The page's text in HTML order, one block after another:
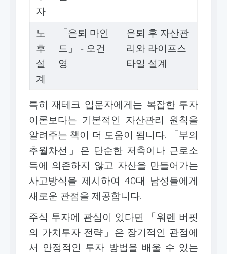
자
노
후
설
계
「은퇴 마인
드」 - 오건
영
은퇴 후 자산관
리와 라이프스
타일 설계
특히 재테크 입문자에게는 복잡한 투자
이론보다는 기본적인 자산관리 원칙을
알려주는 책이 더 도움이 됩니다. 「부의
추월차선」은 단순한 저축이나 근로소
득에 의존하지 않고 자산을 만들어가는
사고방식을 제시하여 40대 남성들에게
새로운 관점을 제공합니다.
주식 투자에 관심이 있다면 「워렌 버핏
의 가치투자 전략」은 장기적인 관점에
서 안정적인 투자 방법을 배울 수 있는